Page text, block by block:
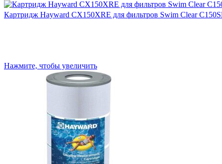
Картридж Hayward CX150XRE для фильтров Swim Clear
Нажмите, чтобы увеличить